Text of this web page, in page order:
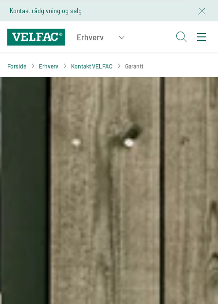
Kontakt rådgivning og salg
Forside Erhverv Kontakt VELFAC Garanti